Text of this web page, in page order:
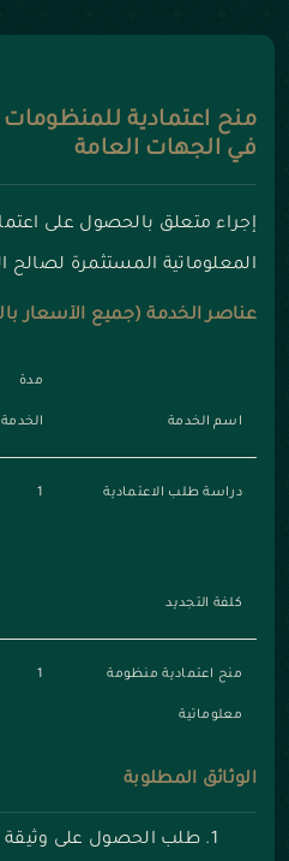
منح اعتمادية للمنظومات
في الجهات العامة
إجراء متعلق بالحصول على
المعلوماتية المستثمرة لصالح
عناصر الخدمة (جميع الأسعار
اسم الخدمة
مدة
الخدمة
دراسة طلب الاعتمادية 1
كلفة التجديد
منح اعتمادية منظومة
معلوماتية
1
الوثائق المطلوبة
طلب الحصول على وثيقة